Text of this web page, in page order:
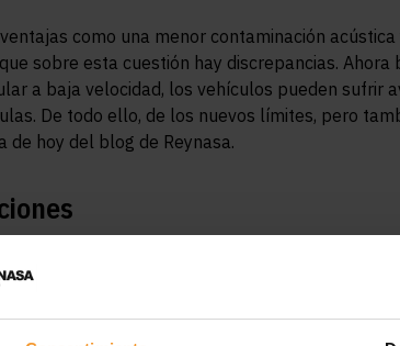
como una menor contaminación
sobre esta cuestión hay discrepancias.
a baja velocidad, los vehículos pueden sufrir
De todo ello, de los nuevos límites, pero
hoy del blog de Reynasa.
que hace seis meses modificó el Reglamento
los nuevos límites son:
h en vías que dispongan de plataforma única